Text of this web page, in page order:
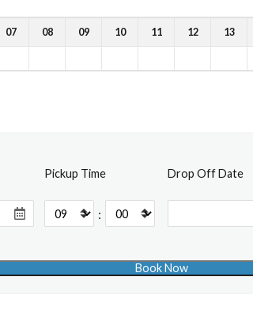
07 08 09 10 11 12 13
Pickup Time
:
Drop Off Date